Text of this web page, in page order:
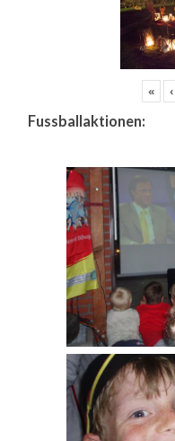
« ‹
Fussballaktionen: